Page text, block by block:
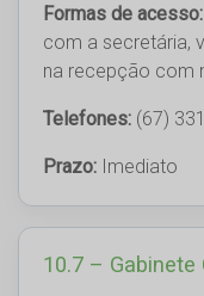
Formas de acesso:
com a secretária,
na recepção com
Telefones: (67)
Prazo: Imediato
10.7 –